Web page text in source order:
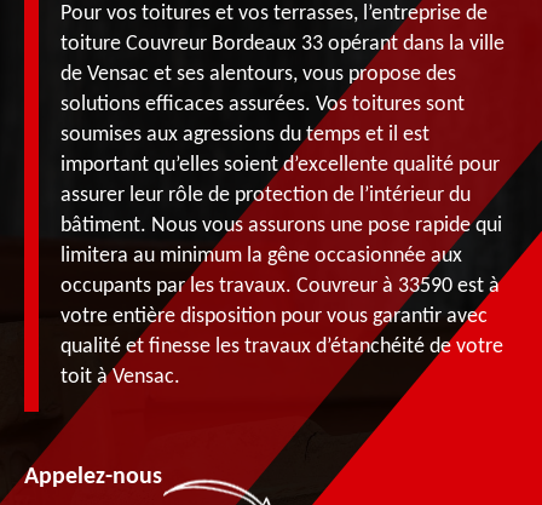
Pour vos toitures et vos terrasses, l’entreprise de
toiture Couvreur Bordeaux 33 opérant dans la ville
de Vensac et ses alentours, vous propose des
solutions efficaces assurées. Vos toitures sont
soumises aux agressions du temps et il est
important qu’elles soient d’excellente qualité pour
assurer leur rôle de protection de l’intérieur du
bâtiment. Nous vous assurons une pose rapide qui
limitera au minimum la gêne occasionnée aux
occupants par les travaux. Couvreur à 33590 est à
votre entière disposition pour vous garantir avec
qualité et finesse les travaux d’étanchéité de votre
toit à Vensac.
Appelez-nous